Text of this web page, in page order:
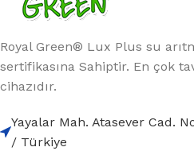
Royal Green® Lux Plus su
sertifikasına Sahiptir. En çok
cihazıdır.
Yayalar Mah. Atasever Cad.
/ Türkiye